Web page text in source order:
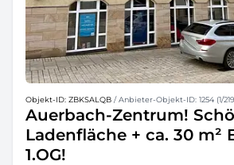
Objekt-ID: ZBKSALQB / Anbieter-Objekt-ID: 1254 (1/
Auerbach-Zentrum!
Ladenfläche + ca. 30 m²
1.OG!